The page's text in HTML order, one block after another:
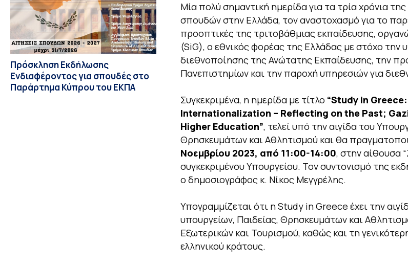
Πρόσκληση Εκδήλωσης
Ενδιαφέροντος για σπουδές στο
Παράρτημα Κύπρου του ΕΚΠΑ
Μία πολύ σημαντική ημερίδα για τα τρία χρόνια
σπουδών στην Ελλάδα, τον αναστοχασμό για το
προοπτικές της τριτοβάθμιας εκπαίδευσης,
(SiG), o εθνικός φορέας της Ελλάδας με στόχο την
διεθνοποίησης της Ανώτατης Εκπαίδευσης, την
Πανεπιστημίων και την παροχή υπηρεσιών για
Συγκεκριμένα, η ημερίδα με τίτλο “Study in
Internationalization – Reflecting on the Past;
Higher Education”, τελεί υπό την αιγίδα του
Θρησκευμάτων και Αθλητισμού και θα
Νοεμβρίου 2023, από 11:00-14:00, στην αίθουσα
συγκεκριμένου Υπουργείου. Τον συντονισμό της
ο δημοσιογράφος κ. Νίκος Μεγγρέλης.
Υπογραμμίζεται ότι η Study in Greece έχει την
υπουργείων, Παιδείας, Θρησκευμάτων και
Εξωτερικών και Τουρισμού, καθώς και τη
ελληνικού κράτους.